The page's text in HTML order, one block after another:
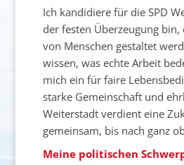
Ich kandidiere für die SPD
der festen Überzeugung bin,
von Menschen gestaltet
wissen, was echte Arbeit
mich ein für faire
starke Gemeinschaft und
Weiterstadt verdient eine
gemeinsam, bis nach ganz
Meine politischen